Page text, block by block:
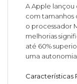
A Apple lançou
com tamanhos
o processador
melhorias
até 60%
uma
Características